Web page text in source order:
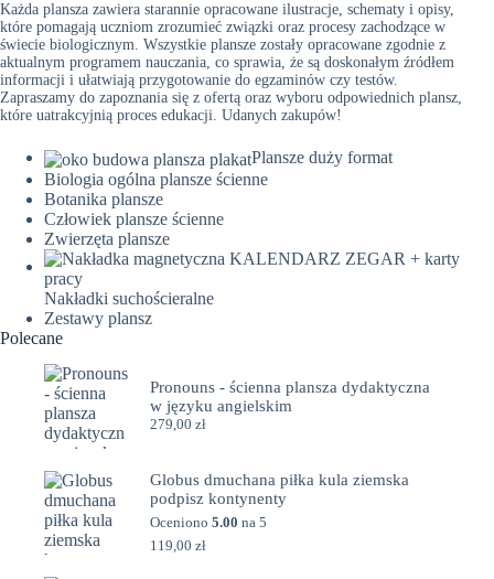
Każda plansza zawiera starannie opracowane ilustracje, schematy i opisy,
które pomagają uczniom zrozumieć związki oraz procesy zachodzące w
świecie biologicznym. Wszystkie plansze zostały opracowane zgodnie z
aktualnym programem nauczania, co sprawia, że są doskonałym źródłem
informacji i ułatwiają przygotowanie do egzaminów czy testów.
Zapraszamy do zapoznania się z ofertą oraz wyboru odpowiednich plansz,
które uatrakcyjnią proces edukacji. Udanych zakupów!
Plansze duży format
Biologia ogólna plansze ścienne
Botanika plansze
Człowiek plansze ścienne
Zwierzęta plansze
Nakładki suchościeralne
Zestawy plansz
Polecane
Pronouns - ścienna plansza dydaktyczna
w języku angielskim
279,00zł
Globus dmuchana piłka kula ziemska
podpisz kontynenty
Oceniono5.00 na 5
119,00zł